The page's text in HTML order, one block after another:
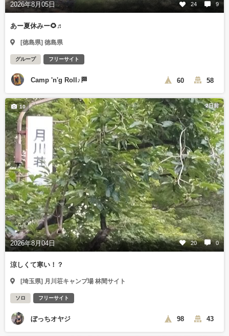
2026年8月05日 24 9
あー夏休みー🌻♬
[徳島県] 徳島県
グループ フリーサイト
Camp 'n'g Roll♪🏁 60 58
2日前
2026年8月04日 20 0
10
涼しくて寒い！？
[埼玉県] 月川荘キャンプ場 林間サイト
ソロ フリーサイト
ぼっちオヤジ 98 43